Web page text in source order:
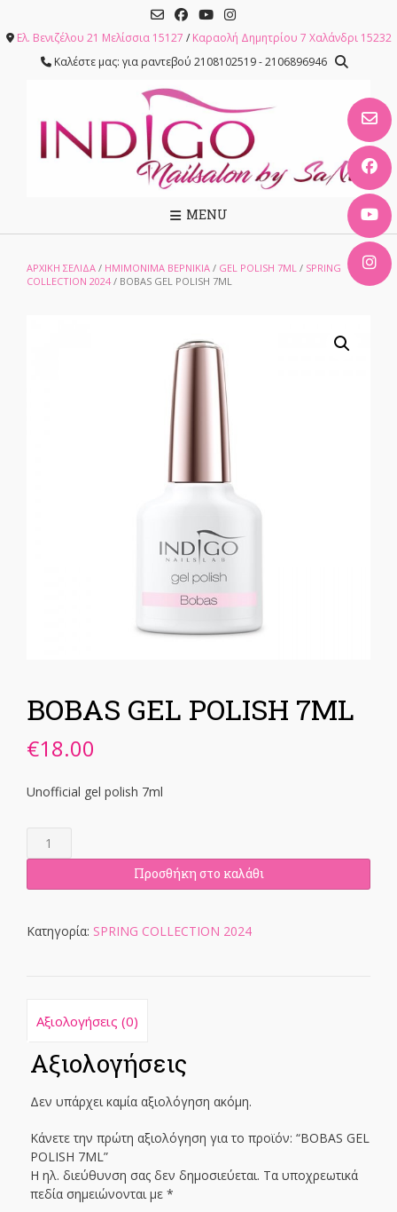
content
Ελ. Βενιζέλου 21 Μελίσσια 15127 / Καραολή Δημητρίου 7 Χαλάνδρι 15232
Καλέστε μας: για ραντεβού 2108102519 - 2106896946
MENU
ΑΡΧΙΚΉ ΣΕΛΊΔΑ / ΗΜΙΜΟΝΙΜΑ ΒΕΡΝΙΚΙΑ / GEL POLISH 7ML / SPRING
COLLECTION 2024 / BOBAS GEL POLISH 7ML
BOBAS GEL POLISH 7ML
€18.00
Unofficial gel polish 7ml
BOBAS
GEL
7ML
Προσθήκη στο καλάθι
Κατηγορία: SPRING COLLECTION 2024
Αξιολογήσεις (0)
Αξιολογήσεις
Δεν υπάρχει καμία αξιολόγηση ακόμη.
Κάνετε την πρώτη αξιολόγηση για το προϊόν: “BOBAS GEL
POLISH 7ML”
Η ηλ. διεύθυνση σας δεν δημοσιεύεται. Τα υποχρεωτικά
πεδία σημειώνονται με *